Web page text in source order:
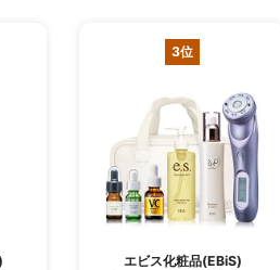
3位
エビス化粧品(EBiS)